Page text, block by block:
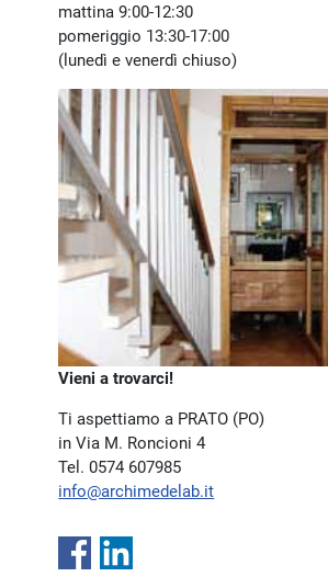
mattina 9:00-12:30
pomeriggio 13:30-17:00
(lunedì e venerdì chiuso)
Vieni a trovarci!
Ti aspettiamo a PRATO (PO)
in Via M. Roncioni 4
Tel. 0574 607985
info@archimedelab.it